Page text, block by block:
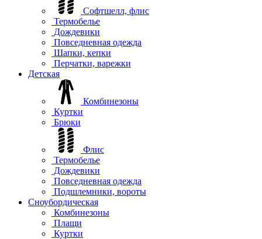
Софтшелл, флис
Термобелье
Дождевики
Повседневная одежда
Шапки, кепки
Перчатки, варежки
Детская
Комбинезоны
Куртки
Брюки
Флис
Термобелье
Дождевики
Повседневная одежда
Подшлемники, вороты
Сноубордическая
Комбинезоны
Плащи
Куртки